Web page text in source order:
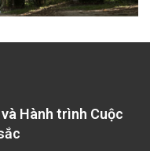
Hành trình Cuộc